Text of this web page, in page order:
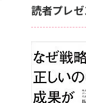
読者プレゼ